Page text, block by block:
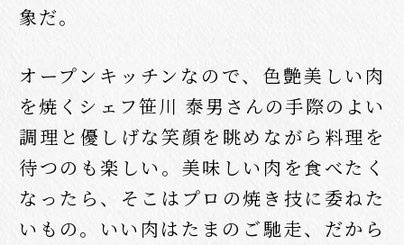
象だ。
オープンキッチンなので、色艶美しい肉
を焼くシェフ笹川 泰男さんの手際のよい
調理と優しげな笑顔を眺めながら料理を
待つのも楽しい。美味しい肉を食べたく
なったら、そこはプロの焼き技に委ねた
いもの。いい肉はたまのご馳走、だから